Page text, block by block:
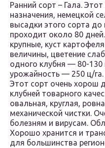
Ранний сорт – Гала.
назначения, немецкой
высадки этого сорта
проходит около 80
крупные, куст
величины, цветение
одного клубня — 80-130
урожайность — 250 ц/
Этот сорт очень хорош
клубней товарного
овальная, круглая,
механической чистки.
болезням и вирусам.
Хорошо хранится и
для большинства